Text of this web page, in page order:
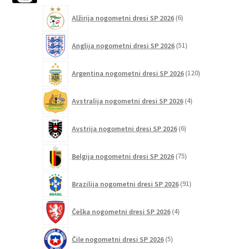
izberete
strani
Alžirija nogometni dresi SP 2026 6izdelkov
Anglija nogometni dresi SP 2026 51izdelkov
Argentina nogometni dresi SP 2026 120izdelkov
Avstralija nogometni dresi SP 2026 4izdelki
Avstrija nogometni dresi SP 2026 6izdelkov
Belgija nogometni dresi SP 2026 75izdelkov
Brazilija nogometni dresi SP 2026 91izdelkov
Češka nogometni dresi SP 2026 4izdelki
Čile nogometni dresi SP 2026 5izdelkov